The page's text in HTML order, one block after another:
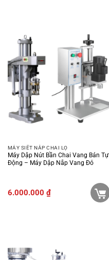
MÁY SIẾT NẮP CHAI LỌ
Máy Dập Nút Bần Chai Vang Bán Tự
Động – Máy Dập Nắp Vang Đỏ
6.000.000 ₫